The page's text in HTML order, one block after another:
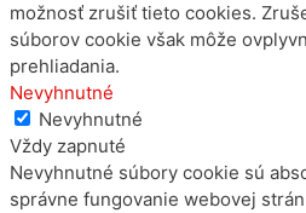
možnosť zrušiť tieto cookies.
súborov cookie však môže
prehliadania.
Nevyhnutné
Nevyhnutné
Vždy zapnuté
Nevyhnutné súbory cookie sú
správne fungovanie webovej